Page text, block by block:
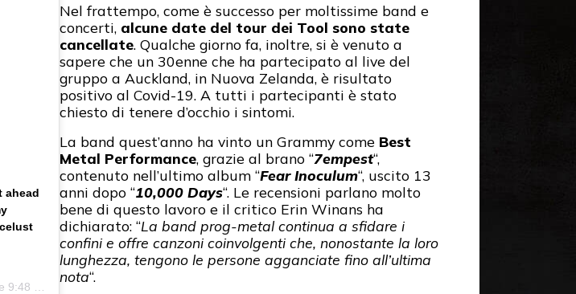
ahead
PDT
Nel frattempo, come è successo per moltissime band e
concerti, alcune date del tour dei Tool sono state
cancellate. Qualche giorno fa, inoltre, si è venuto a
sapere che un 30enne che ha partecipato al live del
gruppo a Auckland, in Nuova Zelanda, è risultato
positivo al Covid-19. A tutti i partecipanti è stato
chiesto di tenere d’occhio i sintomi.
La band quest’anno ha vinto un Grammy come Best
Metal Performance, grazie al brano “7empest“,
contenuto nell’ultimo album “Fear Inoculum“, uscito 13
anni dopo “10,000 Days“. Le recensioni parlano molto
bene di questo lavoro e il critico Erin Winans ha
dichiarato: “La band prog-metal continua a sfidare i
confini e offre canzoni coinvolgenti che, nonostante la loro
lunghezza, tengono le persone agganciate fino all’ultima
nota“.